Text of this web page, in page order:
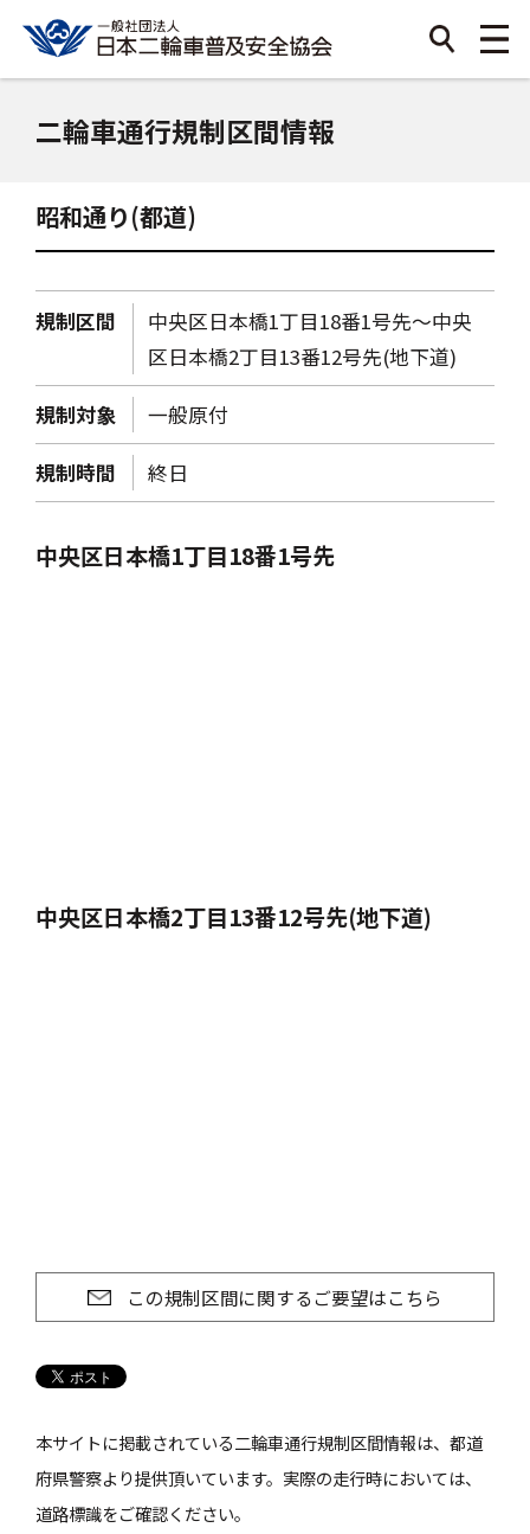
二輪車通行規制区間情報
昭和通り(都道)
規制区間
中央区日本橋1丁目18番1号先～中央
区日本橋2丁目13番12号先(地下道)
規制対象 一般原付
規制時間 終日
中央区日本橋1丁目18番1号先
中央区日本橋2丁目13番12号先(地下道)
この規制区間に関するご要望はこちら
本サイトに掲載されている二輪車通行規制区間情報は、都道
府県警察より提供頂いています。実際の走行時においては、
道路標識をご確認ください。